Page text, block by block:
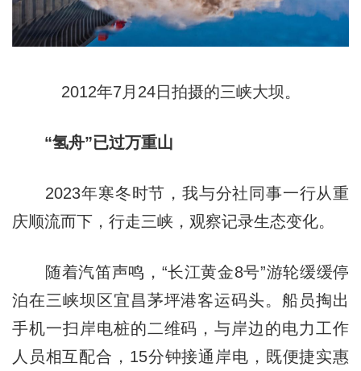
2012年7月24日拍摄的三峡大坝。
“氢舟”已过万重山
2023年寒冬时节，我与分社同事一行从重
庆顺流而下，行走三峡，观察记录生态变化。
随着汽笛声鸣，“长江黄金8号”游轮缓缓停
泊在三峡坝区宜昌茅坪港客运码头。船员掏出
手机一扫岸电桩的二维码，与岸边的电力工作
人员相互配合，15分钟接通岸电，既便捷实惠